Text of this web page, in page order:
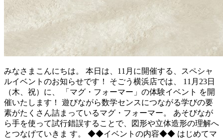
みなさまこんにちは。 本日は、11月に開催する、スペシャ
ルイベントのお知らせです！ そごう横浜店では、 11月23日
（木、祝）に、 「マグ・フォーマー」の体験イベント を開
催いたします！ 遊びながら数学センスにつながる学びの要
素がたくさん詰まっているマグ・フォーマー。 あそびなが
ら手を使って試行錯誤することで、図形や立体造形の理解へ
とつなげていきま す。 ◆◆イベントの内容◆◆ はじめてマ